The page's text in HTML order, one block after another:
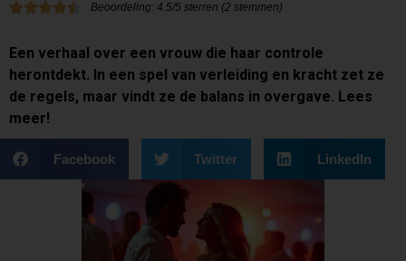
Beoordeling: 4.5/5 sterren (2 stemmen)
Een verhaal over een vrouw die haar controle
herontdekt. In een spel van verleiding en kracht zet ze
de regels, maar vindt ze de balans in overgave. Lees
meer!
Facebook Twitter LinkedIn